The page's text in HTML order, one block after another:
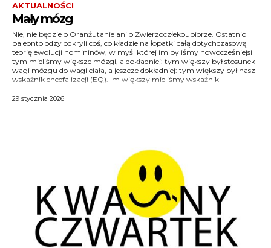
AKTUALNOŚCI
Mały mózg
Nie, nie będzie o Oranżutanie ani o Zwierzoczłekoupiorze. Ostatnio
paleontolodzy odkryli coś, co kładzie na łopatki całą dotychczasową
teorię ewolucji homininów, w myśl której im byliśmy nowocześniejsi
tym mieliśmy większe mózgi, a dokładniej: tym większy był stosunek
wagi mózgu do wagi ciała, a jeszcze dokładniej: tym większy był nasz
wskaźnik encefalizacji (EQ). Im większy mieliśmy wskaźnik
encefalizacji, tym byliśmy bardziej ludzcy. Wskazuje on na to, ile razy
większy lub mniejszy jest przeciętny mózg osobnika danego gatunku
od mózgu, jaki mają zwierzęta o rozmiarach typowych dla tego
gatunku. Określa to wzór, opracowany przez Harrego Jerisona,
profesora z Uniwersytetu w Los Angeles. Jest to ułamek, w którym w
liczniku jest masa mózgu, a w mianowniku masa ciała, pomnożona
przez współczynnik 0,12 i podniesiona do potęgi 0,67. Czynniki te
określają, czy dany gatunek odbiega w górę czy w dół od wartości,
jakie mają przeciętnie zwierzęta o zbliżonej masie ciała. Jeśli wartość
współczynnika wynosi powyżej jedności, oznacza to że mózg jest
29 stycznia 2026